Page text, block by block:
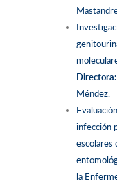
Directora:
Méndez.
infección
escolares
la